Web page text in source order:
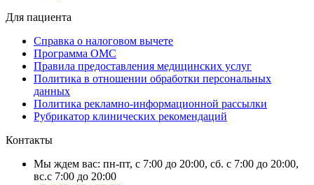
Для пациента
Справка о налоговом вычете
Программа ОМС
Правила предоставления медицинских услуг
Политика в отношении обработки персональных
данных
Политика рекламно-информационной рассылки
Рубрикатор клинических рекомендаций
Контакты
Мы ждем вас: пн-пт, с 7:00 до 20:00, сб. с 7:00 до 20:00,
вс.с 7:00 до 20:00